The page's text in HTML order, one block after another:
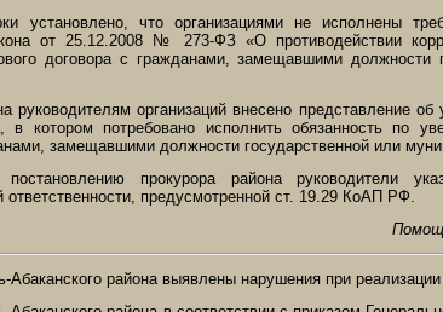
установлено, что организациями не исполнены
от 25.12.2008 № 273-ФЗ «О противодействии
договора с гражданами, замещавшими должности
руководителям организаций внесено представление
в котором потребовано исполнить обязанность по
замещавшими должности государственной или
прокурора района руководители
ответственности, предусмотренной ст. 19.29 КоАП РФ.
Абаканского района выявлены нарушения при